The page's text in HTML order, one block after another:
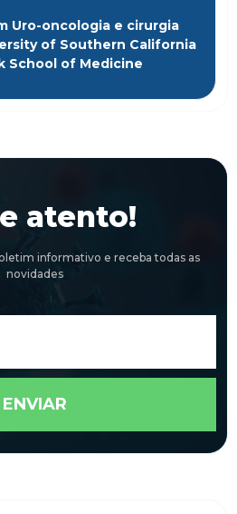
Uro-oncologia e cirurgia
of Southern California
School of Medicine
atento!
informativo e receba todas as
novidades
ENVIAR